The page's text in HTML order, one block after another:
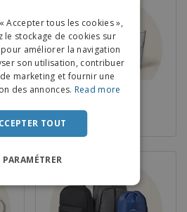
Verres
DUTCH
PORTUGUESE
SPANISH
ITALIAN
Accepter tous les cookies »,
le stockage de cookies sur
améliorer la navigation
son utilisation, contribuer
marketing et fournir une
des annonces. Read more
TOUT
PARAMÉTRER